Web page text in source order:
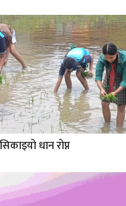
धान रोप्न